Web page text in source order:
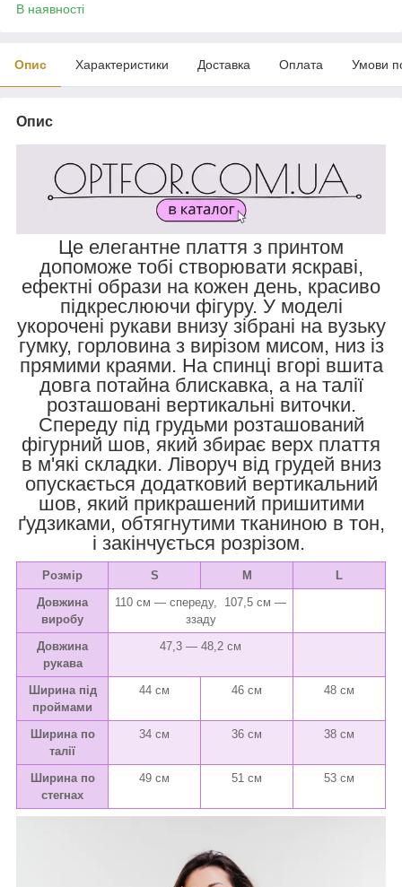
В наявності
Опис Характеристики Доставка Оплата Умови
Опис
Це елегантне плаття з принтом
допоможе тобі створювати яскраві,
ефектні образи на кожен день, красиво
підкреслюючи фігуру. У моделі
укорочені рукави внизу зібрані на вузьку
гумку, горловина з вирізом мисом, низ із
прямими краями. На спинці вгорі вшита
довга потайна блискавка, а на талії
розташовані вертикальні виточки.
Спереду під грудьми розташований
фігурний шов, який збирає верх плаття
в м'які складки. Ліворуч від грудей вниз
опускається додатковий вертикальний
шов, який прикрашений пришитими
ґудзиками, обтягнутими тканиною в тон,
і закінчується розрізом.
Розмір S M
L
Довжина
виробу
110 см — спереду, 107,5 см —
ззаду
Довжина
рукава
47,3 — 48,2 см
Ширина під
проймами
44 см 46 см 48 см
Ширина по
талії
34 см 36 см 38 см
Ширина по
стегнах
49 см 51 см 53 см